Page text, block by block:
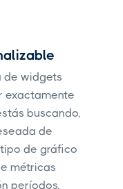
de widgets
exactamente
buscando,
de
de gráfico
métricas
períodos,